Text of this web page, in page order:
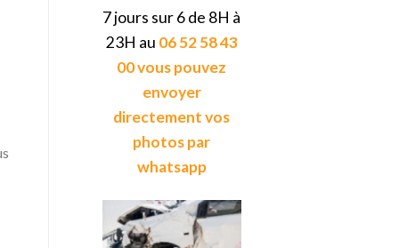
7 jours sur 6 de 8H à
23H au 06 52 58 43
00 vous pouvez
envoyer
directement vos
photos par
whatsapp